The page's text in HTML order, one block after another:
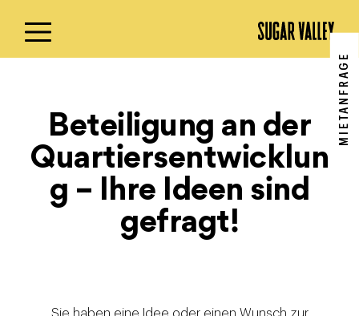
MIETANFRAGE
Ihre Ideen
Beteiligung an der
Quartiersentwicklun
g – Ihre Ideen sind
gefragt!